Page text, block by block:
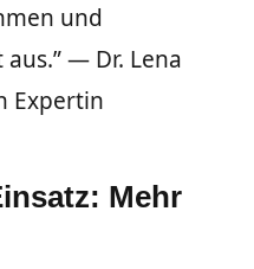
und
— Dr. Lena
Expertin
Mehr